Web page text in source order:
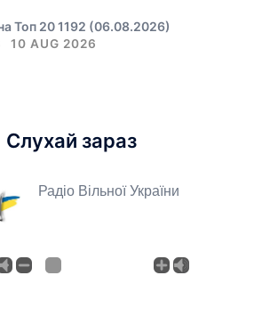
Топ 20 1192 (06.08.2026)
10 AUG 2026
Слухай зараз
Радіо Вільної України